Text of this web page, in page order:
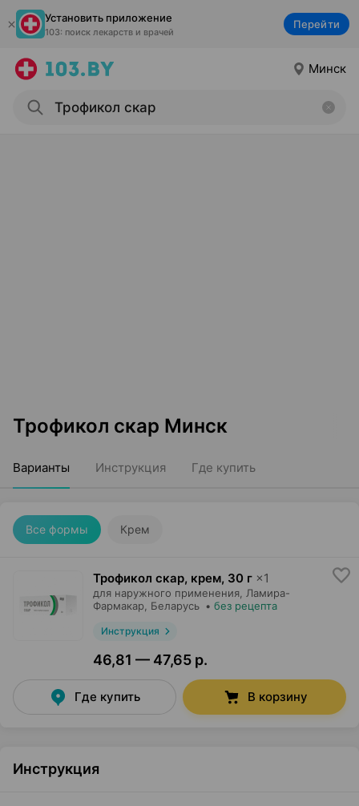
Установить приложение
103: поиск лекарств и врачей
Перейти
Минск
Трофикол скар Минск
Варианты Инструкция Где купить
Все формы Крем
Трофикол скар, крем, 30 г ×1
для наружного применения, Ламира-
Фармакар , Беларусь • без рецепта
Инструкция
46,81 — 47,65 р.
Где купить В корзину
Инструкция